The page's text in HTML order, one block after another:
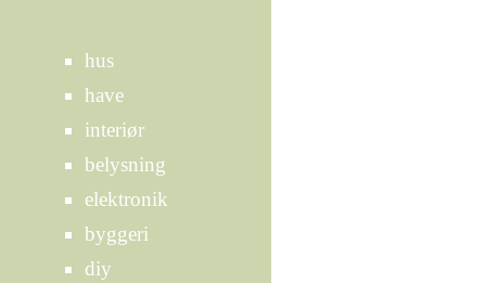
hus
have
interiør
belysning
elektronik
byggeri
diy